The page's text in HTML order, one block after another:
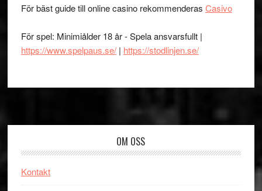
För bäst guide till online casino rekommenderas Casivo
För spel: Minimiålder 18 år - Spela ansvarsfullt |
https://www.spelpaus.se/| https://stodlinjen.se/
OM OSS
Kontakt